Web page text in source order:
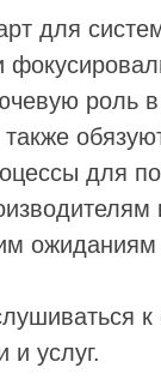
для
роль
для
ожиданиям
к
и услуг.